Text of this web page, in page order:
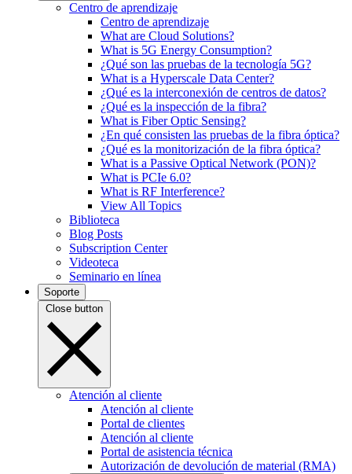
Centro de aprendizaje
Centro de aprendizaje
What are Cloud Solutions?
What is 5G Energy Consumption?
¿Qué son las pruebas de la tecnología 5G?
What is a Hyperscale Data Center?
¿Qué es la interconexión de centros de datos?
¿Qué es la inspección de la fibra?
What is Fiber Optic Sensing?
¿En qué consisten las pruebas de la fibra óptica?
¿Qué es la monitorización de la fibra óptica?
What is a Passive Optical Network (PON)?
What is PCIe 6.0?
What is RF Interference?
View All Topics
Biblioteca
Blog Posts
Subscription Center
Videoteca
Seminario en línea
Soporte
Close button
Atención al cliente
Atención al cliente
Portal de clientes
Atención al cliente
Portal de asistencia técnica
Autorización de devolución de material (RMA)